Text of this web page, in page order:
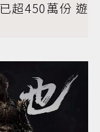
超450萬份 遊